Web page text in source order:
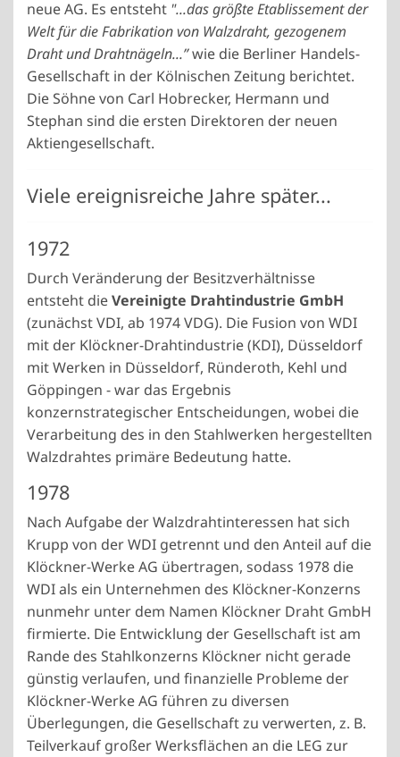
neue AG. Es entsteht "...das größte Etablissement der
Welt für die Fabrikation von Walzdraht, gezogenem
Draht und Drahtnägeln...”wie die Berliner Handels-
Gesellschaft in der Kölnischen Zeitung berichtet.
Die Söhne von Carl Hobrecker, Hermann und
Stephan sind die ersten Direktoren der neuen
Aktiengesellschaft.
Viele ereignisreiche Jahre später...
1972
Durch Veränderung der Besitzverhältnisse
entsteht dieVereinigte Drahtindustrie GmbH
(zunächst VDI, ab 1974 VDG). Die Fusion von WDI
mit der Klöckner-Drahtindustrie (KDI), Düsseldorf
mit Werken in Düsseldorf, Ründeroth, Kehl und
Göppingen - war das Ergebnis
konzernstrategischer Entscheidungen, wobei die
Verarbeitung des in den Stahlwerken hergestellten
Walzdrahtes primäre Bedeutung hatte.
1978
Nach Aufgabe der Walzdrahtinteressen hat sich
Krupp von der WDI getrennt und den Anteil auf die
Klöckner-Werke AG übertragen, sodass 1978 die
WDI als ein Unternehmen des Klöckner-Konzerns
nunmehr unter dem Namen Klöckner Draht GmbH
firmierte. Die Entwicklung der Gesellschaft ist am
Rande des Stahlkonzerns Klöckner nicht gerade
günstig verlaufen, und finanzielle Probleme der
Klöckner-Werke AG führen zu diversen
Überlegungen, die Gesellschaft zu verwerten, z. B.
Teilverkauf großer Werksflächen an die LEG zur